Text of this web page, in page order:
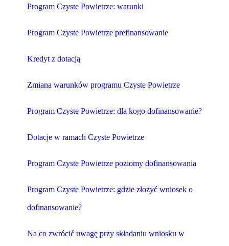
Program Czyste Powietrze: warunki
Program Czyste Powietrze prefinansowanie
Kredyt z dotacją
Zmiana warunków programu Czyste Powietrze
Program Czyste Powietrze: dla kogo dofinansowanie?
Dotacje w ramach Czyste Powietrze
Program Czyste Powietrze poziomy dofinansowania
Program Czyste Powietrze: gdzie złożyć wniosek o
dofinansowanie?
Na co zwrócić uwagę przy składaniu wniosku w